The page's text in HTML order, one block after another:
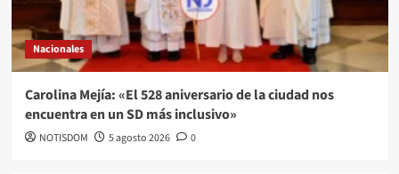
Nacionales
Carolina Mejía: «El 528 aniversario de la ciudad nos
encuentra en un SD más inclusivo»
NOTISDOM 5 agosto 2026 0